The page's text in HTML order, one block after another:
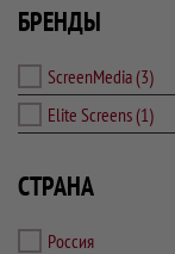
БРЕНДЫ
ScreenMedia(3)
Elite Screens(1)
СТРАНА
Россия